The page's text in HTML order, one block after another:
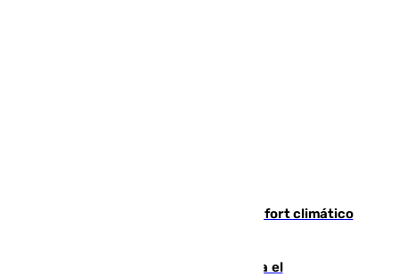
Málaga contabiliza 148 zonas de confort climático
Marlaska notifica a la Unión Europea el